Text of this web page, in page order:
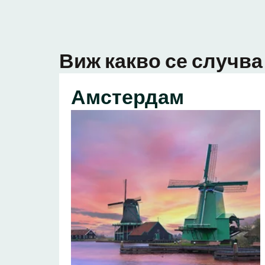
Виж какво се
Амстердам